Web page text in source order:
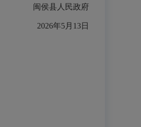
闽侯县人民政府
年5月13日